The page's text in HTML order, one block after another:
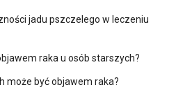
jadu pszczelego w leczeniu
raka u osób starszych?
może być objawem raka?